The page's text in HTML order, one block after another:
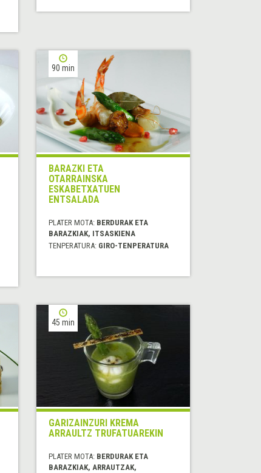
90 min
BARAZKI ETA
OTARRAINSKA
ESKABETXATUEN
ENTSALADA
PLATER MOTA: BERDURAK ETA
BARAZKIAK, ITSASKIENA
TENPERATURA: GIRO-TENPERATURA
45 min
GARIZAINZURI KREMA
ARRAULTZ TRUFATUAREKIN
PLATER MOTA: BERDURAK ETA
BARAZKIAK, ARRAUTZAK,